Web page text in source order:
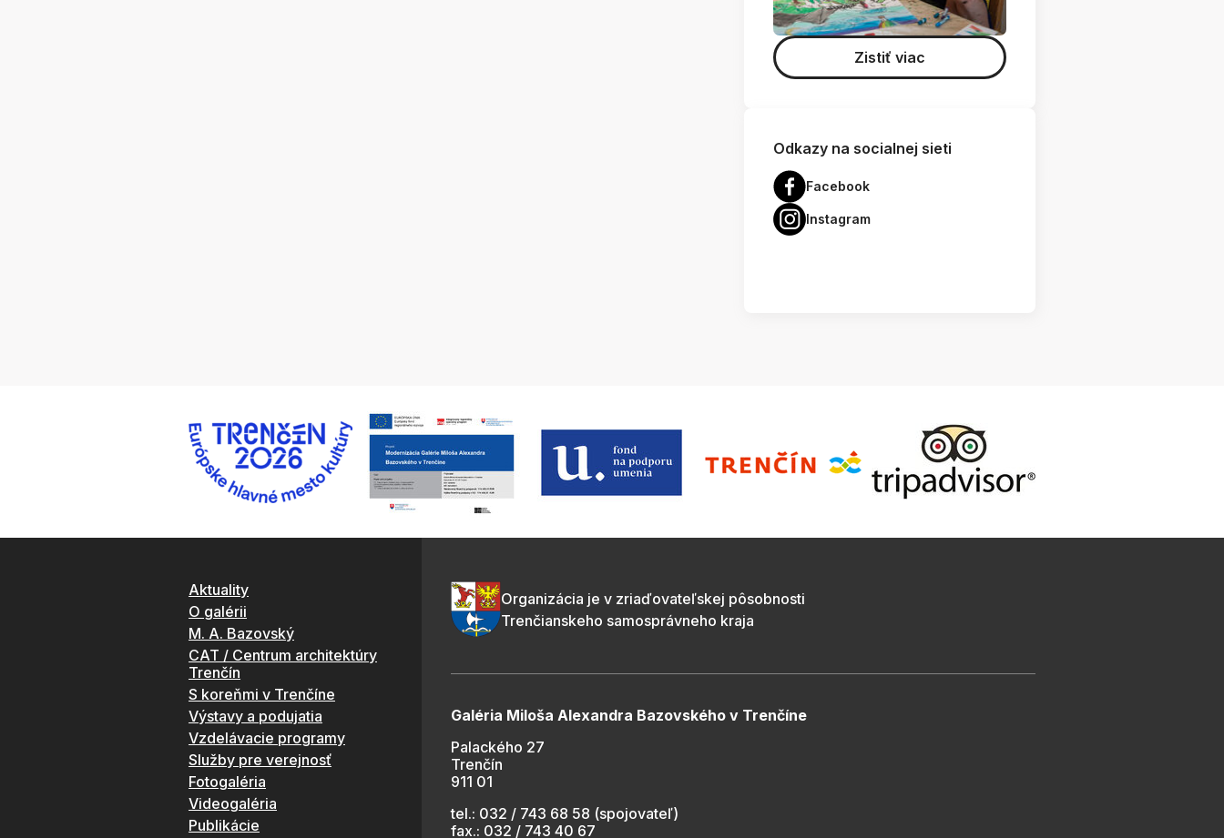
Zistiť viac
Odkazy na socialnej sieti
Facebook
Instagram
Aktuality
O galérii
M. A. Bazovský
CAT / Centrum architektúry
Trenčín
S koreňmi v Trenčíne
Výstavy a podujatia
Vzdelávacie programy
Služby pre verejnosť
Fotogaléria
Videogaléria
Publikácie
Organizácia je v zriaďovateľskej pôsobnosti
Trenčianskeho samosprávneho kraja
Galéria Miloša Alexandra Bazovského v Trenčíne
Palackého 27
Trenčín
911 01
tel.: 032 / 743 68 58 (spojovateľ)
fax.: 032 / 743 40 67